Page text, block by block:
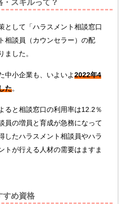
スキルって？
として「ハラスメント相談窓口
相談員（カウンセラー）の配
ました。
中小企業も、いよいよ2022年4
た。
ると相談窓口の利用率は12.2％
員の増員と育成が急務になって
したハラスメント相談員やハラ
トが行える人材の需要はますま
すめ資格